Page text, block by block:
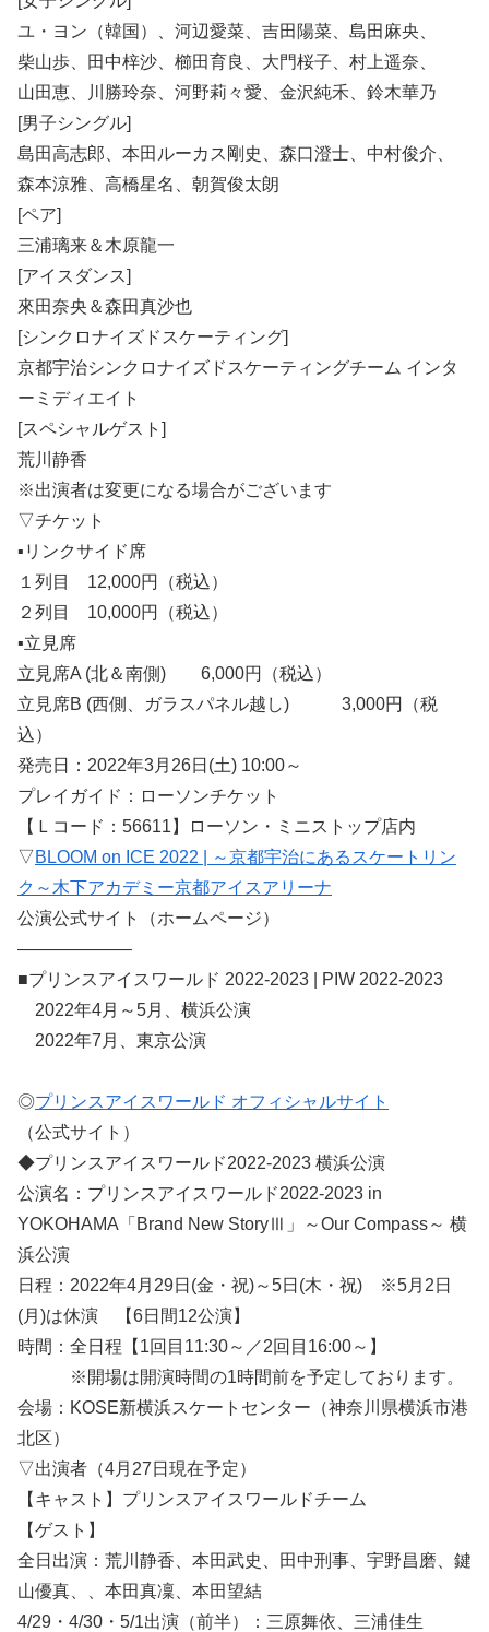
ユ・ヨン（韓国）、河辺愛菜、吉田陽菜、島田麻央、
柴山歩、田中梓沙、櫛田育良、大門桜子、村上遥奈、
山田恵、川勝玲奈、河野莉々愛、金沢純禾、鈴木華乃
[男子シングル]
島田高志郎、本田ルーカス剛史、森口澄士、中村俊介、
森本涼雅、高橋星名、朝賀俊太朗
[ペア]
三浦璃来＆木原龍一
[アイスダンス]
來田奈央＆森田真沙也
[シンクロナイズドスケーティング]
京都宇治シンクロナイズドスケーティングチーム インタ
ーミディエイト
[スペシャルゲスト]
荒川静香
※出演者は変更になる場合がございます
▽チケット
▪リンクサイド席
１列目 12,000円（税込）
２列目 10,000円（税込）
▪立見席
立見席A (北＆南側) 6,000円（税込）
立見席B (西側、ガラスパネル越し) 3,000円（税
込）
発売日：2022年3月26日(土) 10:00～
プレイガイド：ローソンチケット
【Ｌコード：56611】ローソン・ミニストップ店内
▽BLOOM on ICE 2022 | ～京都宇治にあるスケートリン
ク～木下アカデミー京都アイスアリーナ
公演公式サイト（ホームページ）
——————–
■プリンスアイスワールド 2022-2023 | PIW 2022-2023
2022年4月～5月、横浜公演
2022年7月、東京公演
◎プリンスアイスワールド オフィシャルサイト
（公式サイト）
◆プリンスアイスワールド2022-2023 横浜公演
公演名：プリンスアイスワールド2022-2023 in
YOKOHAMA「Brand New StoryⅢ」～Our Compass～ 横
浜公演
日程：2022年4月29日(金・祝)～5日(木・祝) ※5月2日
(月)は休演 【6日間12公演】
時間：全日程【1回目11:30～／2回目16:00～】
※開場は開演時間の1時間前を予定しております。
会場：KOSE新横浜スケートセンター（神奈川県横浜市港
北区）
▽出演者（4月27日現在予定）
【キャスト】プリンスアイスワールドチーム
【ゲスト】
全日出演：荒川静香、本田武史、田中刑事、宇野昌磨、鍵
山優真、、本田真凜、本田望結
4/29・4/30・5/1出演（前半）：三原舞依、三浦佳生